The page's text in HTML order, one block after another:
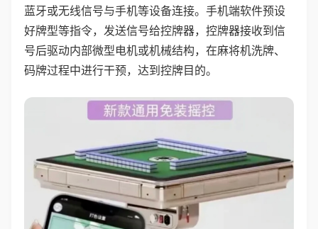
蓝牙或无线信号与手机等设备连接。手机端软件预设
好牌型等指令，发送信号给控牌器，控牌器接收到信
号后驱动内部微型电机或机械结构，在麻将机洗牌、
码牌过程中进行干预，达到控牌目的。